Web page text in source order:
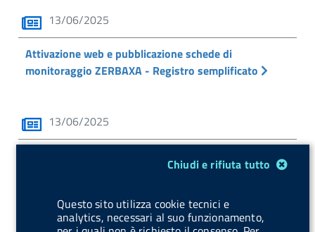
13/06/2025
Attivazione web e pubblicazione schede di
monitoraggio ZERBAXA - Registro semplificato
13/06/2025
monitoraggio ZAVICEFTA - Registro semplificato
13/06/2025
Chiudi e rifiuta tutto
Questo sito utilizza cookie tecnici e
analytics, necessari al suo funzionamento,